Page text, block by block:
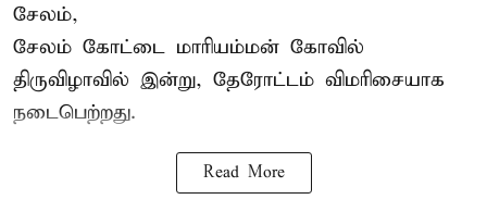
சேலம்,
சேலம் கோட்டை மாரியம்மன் கோவில்
திருவிழாவில் இன்று, தேரோட்டம் விமரிசையாக
நடைபெற்றது.
Read More